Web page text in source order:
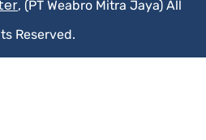
, (PT Weabro Mitra Jaya) All
Reserved.